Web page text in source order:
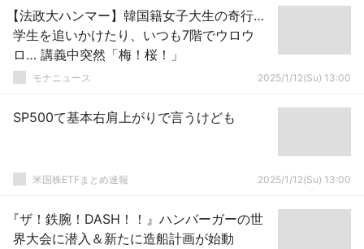
【法政大ハンマー】韓国籍女子大生の奇行…
学生を追いかけたり、いつも7階でウロウ
ロ… 講義中突然「梅！桜！」
モナニュース 2025/1/12(Su) 13:00
SP500て基本右肩上がりで言うけども
米国株ETFまとめ速報 2025/1/12(Su) 13:00
『ザ！鉄腕！DASH！！』ハンバーガーの世
界大会に潜入＆新たに造船計画が始動